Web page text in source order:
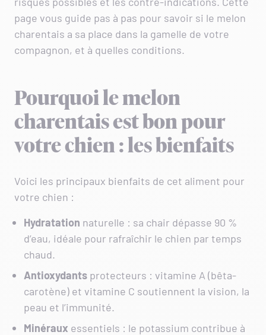
page vous guide pas à pas pour savoir si le melon
charentais a sa place dans la gamelle de votre
compagnon, et à quelles conditions.
Pourquoi le melon
charentais est bon pour
votre chien : les bienfaits
Voici les principaux bienfaits de cet aliment pour
votre chien :
Hydratation naturelle : sa chair dépasse 90 %
d’eau, idéale pour rafraîchir le chien par temps
chaud.
Antioxydants protecteurs : vitamine A (bêta-
carotène) et vitamine C soutiennent la vision, la
peau et l’immunité.
Minéraux essentiels : le potassium contribue à